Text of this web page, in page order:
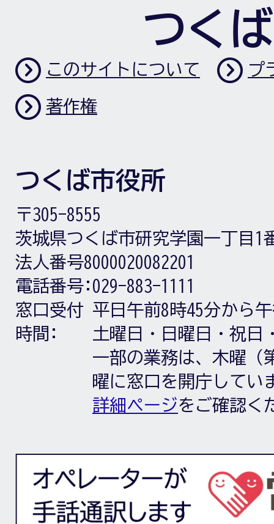
つく
このサイトについて プ
著作権
つくば市役所
〒305-8555
茨城県つくば市研究学園一丁目1
法人番号8000020082201
電話番号: 029-883-1111
窓口受付
時間:
平日午前8時45分から
土曜日・日曜日・祝日
一部の業務は、木曜（
曜に窓口を開庁してい
詳細ページをご確認く